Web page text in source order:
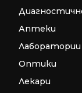
Аптеки
Лаборатории
Оптики
Лекари